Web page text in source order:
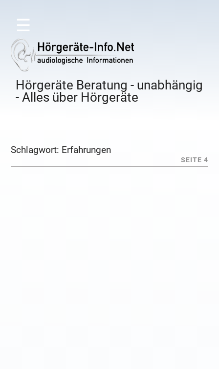
☰
Hörgeräte Beratung - unabhängig
- Alles über Hörgeräte
Schlagwort: Erfahrungen
SEITE 4